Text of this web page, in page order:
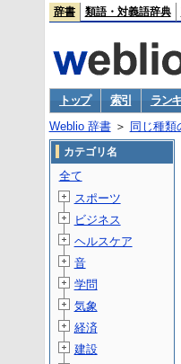
辞書 類語・対義語辞典
トップ 索引 ラン
Weblio 辞書＞ 同じ種類
カテゴリ名
全て
スポーツ
ビジネス
ヘルスケア
音
学問
気象
経済
建設